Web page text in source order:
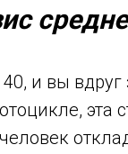
и вы вдруг
эта